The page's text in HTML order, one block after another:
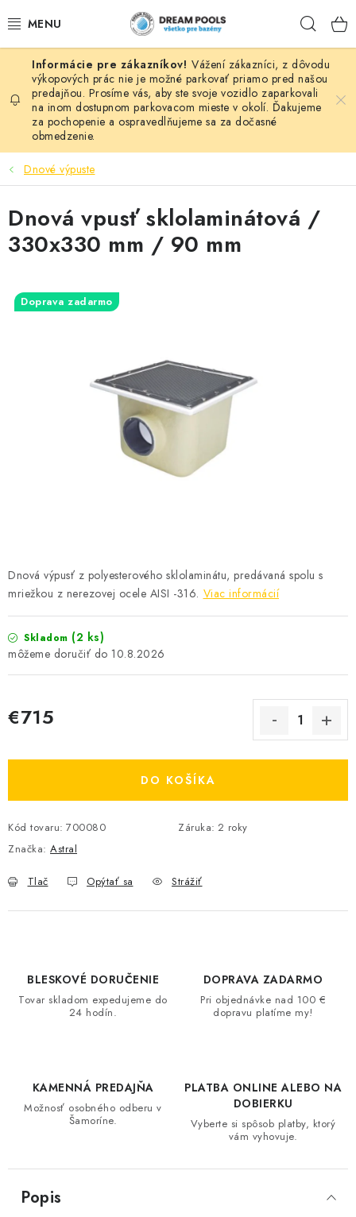
na
BAZÉNY
VÍRIVKY
ASEKO PRÍSLUŠENSTVO
NÁHRADNÉ DIELY
VÝPREDAJ
Vážení zákazníci, z dôvodu
výkopových prác nie je možné parkovať priamo pred našou
predajňou. Prosíme vás, aby ste svoje vozidlo zaparkovali
na inom dostupnom parkovacom mieste v okolí. Ďakujeme
za pochopenie a ospravedlňujeme sa za dočasné
obmedzenie.
Dnové výpuste
Dnová výpusť z polyesterového sklolaminátu, predávaná spolu s
mriežkou z nerezovej ocele AISI -316. Viac informácií
Skladom (2 ks)
10.8.2026
€715
DO KOŠÍKA
Kód tovaru: 700080 Záruka: 2 roky
Značka: Astral
Tlač Opýtať sa Strážiť
Dnová vpusť sklolaminátová /
330x330 mm / 90 mm
Doprava zadarmo
BLESKOVÉ DORUČENIE
Tovar skladom expedujeme do
24 hodín.
DOPRAVA ZADARMO
Pri objednávke nad 100 €
dopravu platíme my!
KAMENNÁ PREDAJŇA
Možnosť osobného odberu v
Šamoríne.
PLATBA ONLINE ALEBO NA
DOBIERKU
Vyberte si spôsob platby, ktorý
vám vyhovuje.
Popis